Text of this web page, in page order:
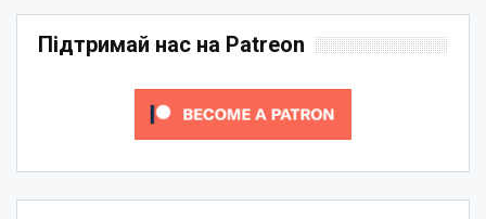
Підтримай нас на Patreon